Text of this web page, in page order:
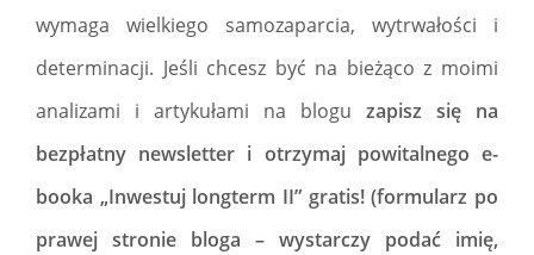
wymaga wielkiego samozaparcia, wytrwałości i
determinacji. Jeśli chcesz być na bieżąco z moimi
analizami i artykułami na blogu zapisz się na
bezpłatny newsletter i otrzymaj powitalnego e-
booka „Inwestuj longterm II” gratis! (formularz po
prawej stronie bloga – wystarczy podać imię,